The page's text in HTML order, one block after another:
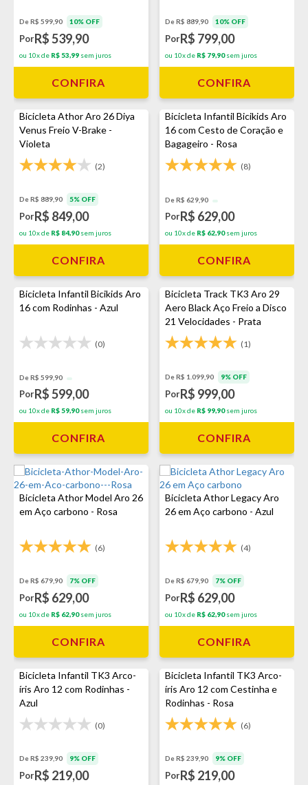
De R$ 599,90 10% OFF
PorR$ 539,90
ou 10x de R$ 53,99 sem juros
CONFIRA
De R$ 889,90 10% OFF
PorR$ 799,00
ou 10x de R$ 79,90sem juros
CONFIRA
Bicicleta Athor Aro 26 Diya
Venus Freio V-Brake -
Violeta
(2)
De R$ 889,90 5% OFF
PorR$ 849,00
ou 10x de R$ 84,90sem juros
CONFIRA
Bicicleta Infantil Bicikids Aro
16 com Cesto de Coração e
Bagageiro - Rosa
(8)
De R$ 629,90
PorR$ 629,00
ou 10x de R$ 62,90sem juros
CONFIRA
Bicicleta Infantil Bicikids Aro
16 com Rodinhas - Azul
(0)
De R$ 599,90
PorR$ 599,00
ou 10x de R$ 59,90sem juros
CONFIRA
Bicicleta Track TK3 Aro 29
Aero Black Aço Freio a Disco
21 Velocidades - Prata
(1)
De R$ 1.099,90 9% OFF
PorR$ 999,00
ou 10x de R$ 99,90sem juros
CONFIRA
Bicicleta Athor Model Aro 26
em Aço carbono - Rosa
(6)
De R$ 679,90 7% OFF
PorR$ 629,00
ou 10x de R$ 62,90sem juros
CONFIRA
Bicicleta Athor Legacy Aro
26 em Aço carbono - Azul
(4)
De R$ 679,90 7% OFF
PorR$ 629,00
ou 10x de R$ 62,90sem juros
CONFIRA
Bicicleta Infantil TK3 Arco-
íris Aro 12 com Rodinhas -
Azul
(0)
De R$ 239,90 9% OFF
PorR$ 219,00
Bicicleta Infantil TK3 Arco-
íris Aro 12 com Cestinha e
Rodinhas - Rosa
(6)
De R$ 239,90 9% OFF
PorR$ 219,00